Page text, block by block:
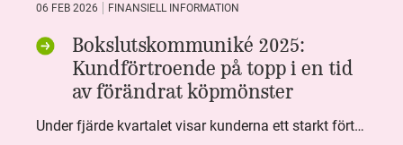
06 FEB 2026 FINANSIELL INFORMATION
Bokslutskommuniké 2025:
Kundförtroende på topp i en tid
av förändrat köpmönster
Under fjärde kvartalet visar kunderna ett starkt förtroende för Systembolaget. Nöjd Kund Index (NKI) når en ny rekordnivå och bidrar till att även helåret avslutar starkt. Arbetet med ansvarsfull försäljning ger tydliga resultat där ålderskontroller når sina högsta nivåer någonsin. Samtidigt fortsätter kundernas val att förändras. Allt fler väljer öl och drycker med lägre alkoholhalt. Vi ser också en lägre försäljningsvolym under kvartalet, en utveckling som ligger i linje med den långsiktiga minskningen i alkoholkonsumtionen i Sverige. De officiella konsumtionssiffrorna från CAN för 2025 kommer först under våren men försäljningssiffrorna pekar åt samma håll.